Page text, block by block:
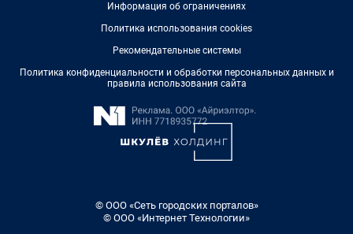
Информация об ограничениях
Политика использования cookies
Рекомендательные системы
Политика конфиденциальности и обработки персональных данных и
правила использования сайта
© ООО «Сеть городских порталов»
© ООО «Интернет Технологии»